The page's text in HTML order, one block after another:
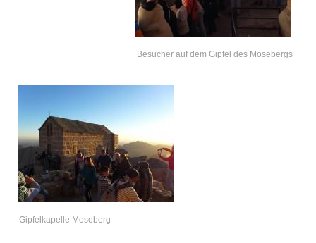
Besucher auf dem Gipfel des Mosebergs
Gipfelkapelle Moseberg